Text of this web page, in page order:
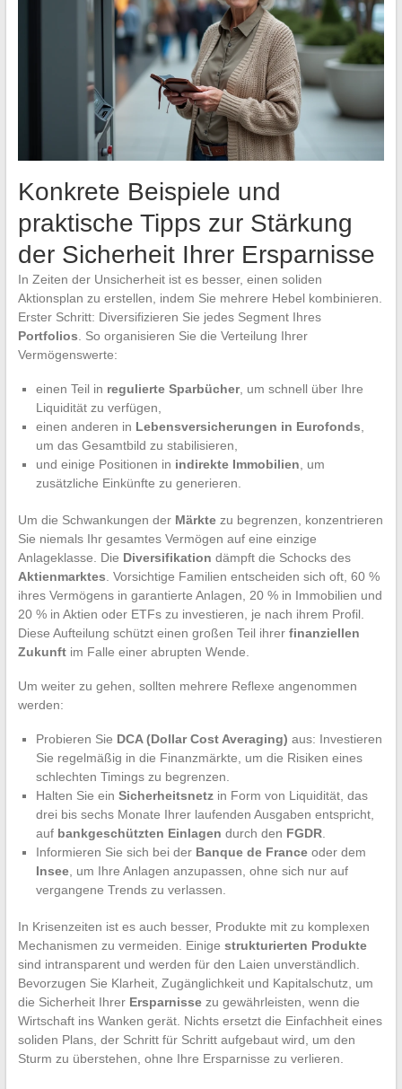
Konkrete Beispiele und
praktische Tipps zur Stärkung
der Sicherheit Ihrer Ersparnisse
In Zeiten der Unsicherheit ist es besser, einen soliden
Aktionsplan zu erstellen, indem Sie mehrere Hebel kombinieren.
Erster Schritt: Diversifizieren Sie jedes Segment Ihres
Portfolios . So organisieren Sie die Verteilung Ihrer
Vermögenswerte:
einen Teil in regulierte Sparbücher, um schnell über Ihre
Liquidität zu verfügen,
einen anderen in Lebensversicherungen in Eurofonds
um das Gesamtbild zu stabilisieren,
und einige Positionen in indirekte Immobilien , um
zusätzliche Einkünfte zu generieren.
Um die Schwankungen der Märktezu begrenzen, konzentrieren
Sie niemals Ihr gesamtes Vermögen auf eine einzige
Anlageklasse. Die Diversifikation dämpft die Schocks des
Aktienmarktes . Vorsichtige Familien entscheiden sich oft, 60 %
ihres Vermögens in garantierte Anlagen, 20 % in Immobilien und
20 % in Aktien oder ETFs zu investieren, je nach ihrem Profil.
Diese Aufteilung schützt einen großen Teil ihrer finanziellen
Zukunftim Falle einer abrupten Wende.
Um weiter zu gehen, sollten mehrere Reflexe angenommen
werden:
Probieren Sie DCA (Dollar Cost Averaging) aus: Investieren
Sie regelmäßig in die Finanzmärkte, um die Risiken eines
schlechten Timings zu begrenzen.
Halten Sie ein Sicherheitsnetzin Form von Liquidität, das
drei bis sechs Monate Ihrer laufenden Ausgaben entspricht,
auf bankgeschützten Einlagen durch den FGDR.
Informieren Sie sich bei der Banque de Franceoder dem
Insee, um Ihre Anlagen anzupassen, ohne sich nur auf
vergangene Trends zu verlassen.
In Krisenzeiten ist es auch besser, Produkte mit zu komplexen
Mechanismen zu vermeiden. Einige strukturierten Produkte
sind intransparent und werden für den Laien unverständlich.
Bevorzugen Sie Klarheit, Zugänglichkeit und Kapitalschutz, um
die Sicherheit Ihrer Ersparnissezu gewährleisten, wenn die
Wirtschaft ins Wanken gerät. Nichts ersetzt die Einfachheit eines
soliden Plans, der Schritt für Schritt aufgebaut wird, um den
Sturm zu überstehen, ohne Ihre Ersparnisse zu verlieren.